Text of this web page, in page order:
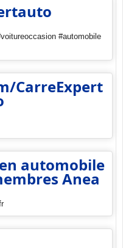
#automobile
CarreExpert
automobile
Anea